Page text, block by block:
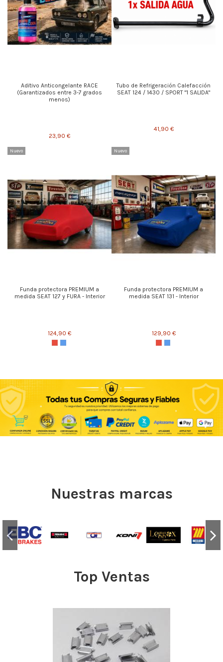
Aditivo Anticongelante RACE
(Garantizados entre 3-7 grados
menos)
23,90 €
Tubo de Refrigeración Calefacción
SEAT 124 / 1430 / SPORT "1 SALIDA"
41,90 €
Nuevo
Funda protectora PREMIUM a
medida SEAT 127 y FURA - Interior
124,90 €
Nuevo
Funda protectora PREMIUM a
medida SEAT 131 - Interior
129,90 €
Nuestras marcas
Top Ventas